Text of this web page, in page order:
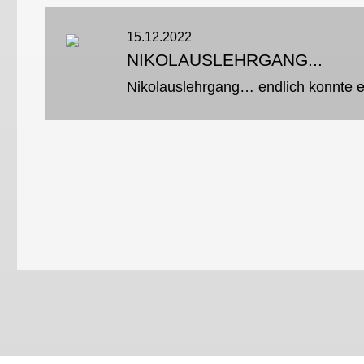
15.12.2022
NIKOLAUSLEHRGANG...